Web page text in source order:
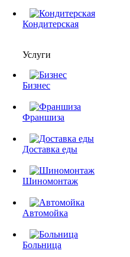
Кондитерская
Услуги
Бизнес
Франшиза
Доставка еды
Шиномонтаж
Автомойка
Больница